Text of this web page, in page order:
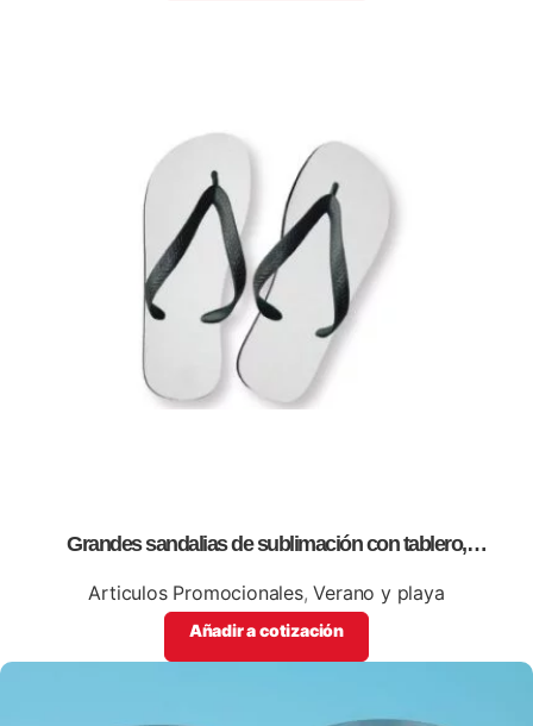
Grandes sandalias de sublimación con tablero,
Articulos Promocionales,Verano y playa
Añadir a cotización